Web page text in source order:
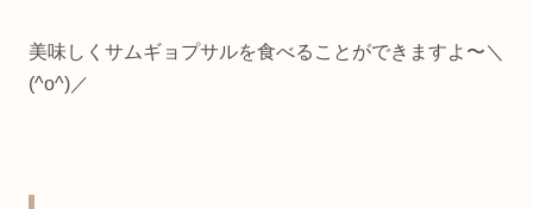
美味しくサムギョプサルを食べることができますよ〜＼
(^o^)／